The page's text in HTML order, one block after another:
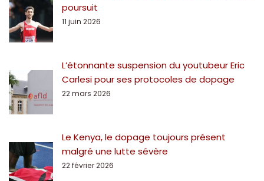
poursuit
11 juin 2026
L’étonnante suspension du youtubeur Eric
Carlesi pour ses protocoles de dopage
22 mars 2026
Le Kenya, le dopage toujours présent
malgré une lutte sévère
22 février 2026